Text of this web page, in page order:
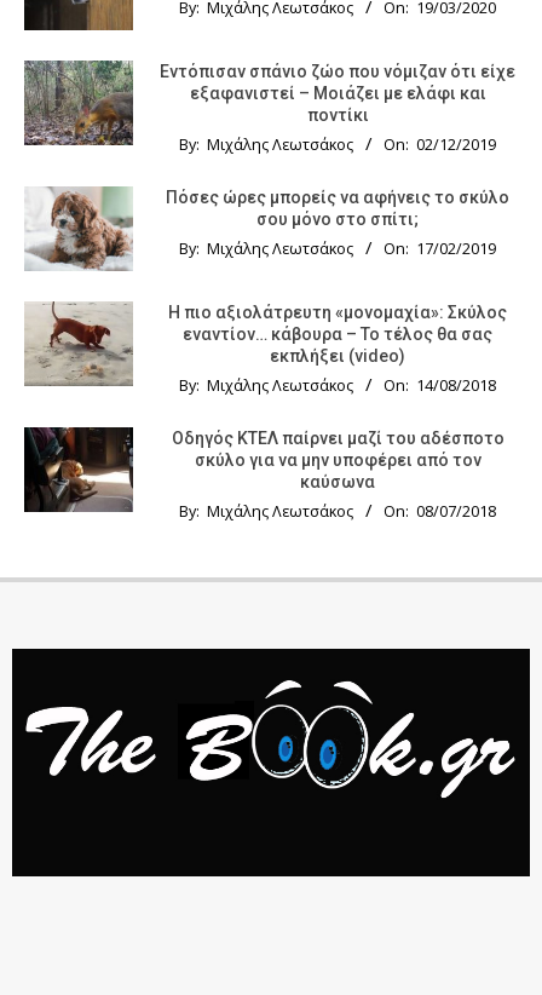
By: Μιχάλης Λεωτσάκος On: 19/03/2020
Εντόπισαν σπάνιο ζώο που νόμιζαν ότι είχε
εξαφανιστεί – Μοιάζει με ελάφι και
ποντίκι
By: Μιχάλης Λεωτσάκος On: 02/12/2019
Πόσες ώρες μπορείς να αφήνεις το σκύλο
σου μόνο στο σπίτι;
By: Μιχάλης Λεωτσάκος On: 17/02/2019
Η πιο αξιολάτρευτη «μονομαχία»: Σκύλος
εναντίον… κάβουρα – Το τέλος θα σας
εκπλήξει (video)
By: Μιχάλης Λεωτσάκος On: 14/08/2018
Οδηγός KTΕΛ παίρνει μαζί του αδέσποτο
σκύλο για να μην υποφέρει από τον
καύσωνα
By: Μιχάλης Λεωτσάκος On: 08/07/2018